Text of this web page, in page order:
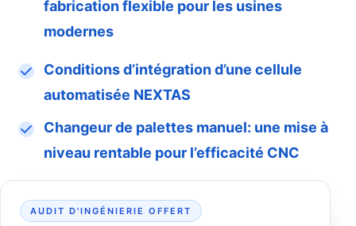
fabrication flexible pour les usines
modernes
Conditions d’intégration d’une cellule
automatisée NEXTAS
Changeur de palettes manuel: une mise à
niveau rentable pour l’efficacité CNC
AUDIT D'INGÉNIERIE OFFERT